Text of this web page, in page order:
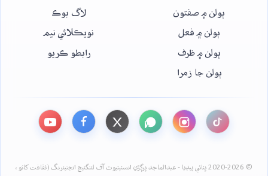
ٻولن ۾ صفتون
ٻولن ۾ فعل
ٻولن ۾ ظرف
ٻولن جا زمرا
لاگ بوڪ
نويڪلائي نيم
رابطو ڪريو
© 2020-2026 ڀٽائي پيڊيا - عبدالماجد ڀرڳڙي انسٽيٽيوٽ آف لئنگئيج انجنيئرنگ (ثقافت کاتو،